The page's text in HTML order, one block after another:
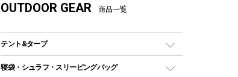
OUTDOOR GEAR 商品一覧
テント&タープ
テント
寝袋・シュラフ・スリーピングバッグ